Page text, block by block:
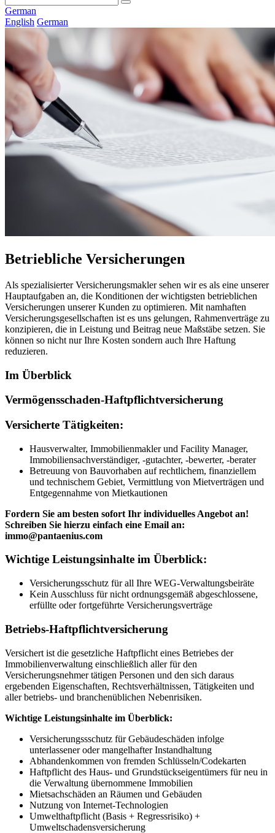
German
English German
Betriebliche Versicherungen
Als spezialisierter Versicherungsmakler sehen wir es als eine unserer
Hauptaufgaben an, die Konditionen der wichtigsten betrieblichen
Versicherungen unserer Kunden zu optimieren. Mit namhaften
Versicherungsgesellschaften ist es uns gelungen, Rahmenverträge zu
konzipieren, die in Leistung und Beitrag neue Maßstäbe setzen. Sie
können so nicht nur Ihre Kosten sondern auch Ihre Haftung
reduzieren.
Im Überblick
Vermögensschaden-Haftpflichtversicherung
Versicherte Tätigkeiten:
Hausverwalter, Immobilienmakler und Facility Manager,
Immobiliensachverständiger, -gutachter, -bewerter, -berater
Betreuung von Bauvorhaben auf rechtlichem, finanziellem
und technischem Gebiet, Vermittlung von Mietverträgen und
Entgegennahme von Mietkautionen
Fordern Sie am besten sofort Ihr individuelles Angebot an!
Schreiben Sie hierzu einfach eine Email an:
immo@pantaenius.com
Wichtige Leistungsinhalte im Überblick:
Versicherungsschutz für all Ihre WEG-Verwaltungsbeiräte
Kein Ausschluss für nicht ordnungsgemäß abgeschlossene,
erfüllte oder fortgeführte Versicherungsverträge
Betriebs-Haftpflichtversicherung
Versichert ist die gesetzliche Haftpflicht eines Betriebes der
Immobilienverwaltung einschließlich aller für den
Versicherungsnehmer tätigen Personen und den sich daraus
ergebenden Eigenschaften, Rechtsverhältnissen, Tätigkeiten und
aller betriebs- und branchenüblichen Nebenrisiken.
Wichtige Leistungsinhalte im Überblick:
Versicherungssschutz für Gebäudeschäden infolge
unterlassener oder mangelhafter Instandhaltung
Abhandenkommen von fremden Schlüsseln/Codekarten
Haftpflicht des Haus- und Grundstückseigentümers für neu in
die Verwaltung übernommene Immobilien
Mietsachschäden an Räumen und Gebäuden
Nutzung von Internet-Technologien
Umwelthaftpflicht (Basis + Regressrisiko) +
Umweltschadensversicherung